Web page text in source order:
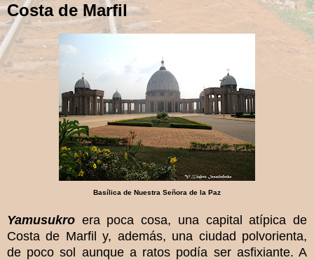
Costa de Marfil
Basílica de Nuestra Señora de la Paz
Yamusukro era poca cosa, una capital atípica de
Costa de Marfil y, además, una ciudad polvorienta,
de poco sol aunque a ratos podía ser asfixiante. A